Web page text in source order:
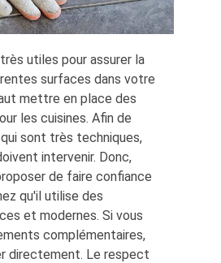
utiles pour assurer la
surfaces dans votre
mettre en place des
les cuisines. Afin de
sont très techniques,
intervenir. Donc,
de faire confiance
qu'il utilise des
et modernes. Si vous
complémentaires,
directement. Le respect